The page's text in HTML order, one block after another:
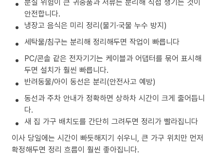
안전합니다.
냉장고 음식은 미리 정리(물기·국물 누수 방지)
세탁물/침구는 분리해 정리해두면 작업이 빠릅니다
PC/콘솔 같은 전자기기는 케이블과 어댑터를 묶어 표시해
두면 설치가 훨씬 빠릅니다.
반려동물/아이 동선은 분리(안전사고 예방)
동선과 주차 안내가 정확하면 상하차 시간이 크게 줄어듭니
다.
새 집 가구 배치도를 간단히 그려두면 정리가 빨라집니다
이사 당일에는 시간이 빠듯해지기 쉬우니, 큰 가구 위치만 먼저
확정해두면 정리 흐름이 훨씬 좋아집니다.